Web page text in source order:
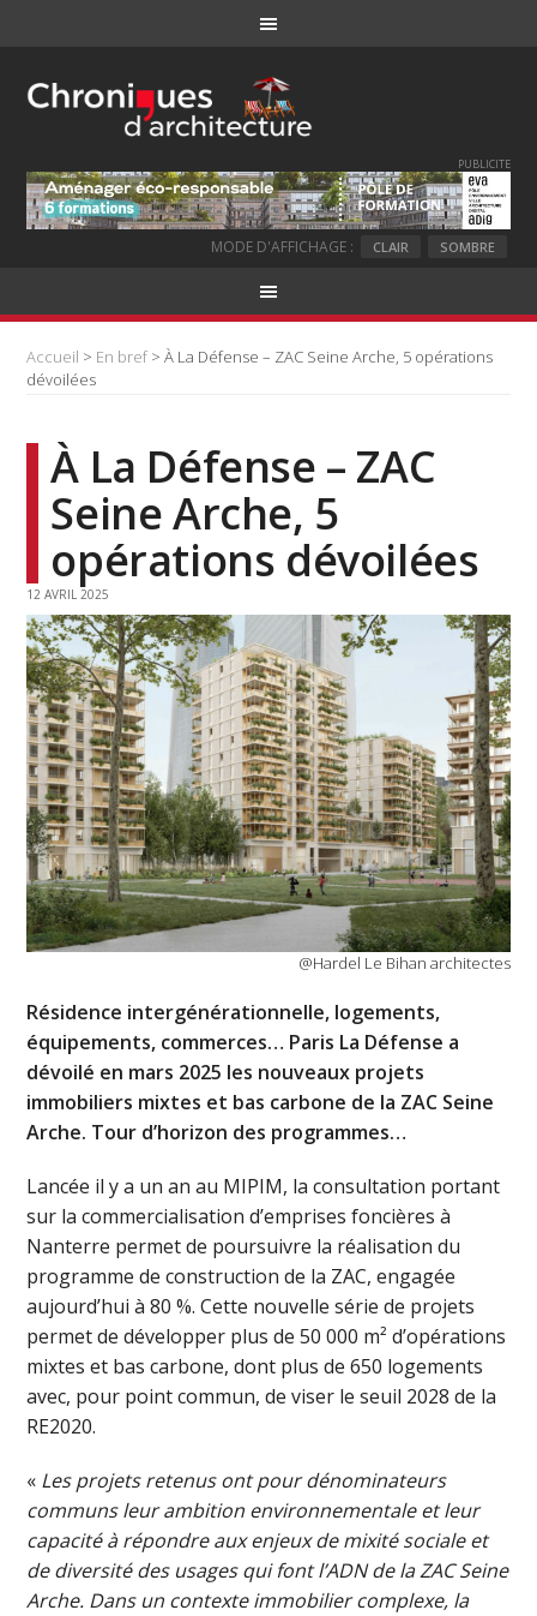
PUBLICITE
MODE D'AFFICHAGE : CLAIR SOMBRE
Accueil > En bref > À La Défense – ZAC Seine Arche, 5 opérations
dévoilées
À La Défense – ZAC
Seine Arche, 5
opérations dévoilées
12 AVRIL 2025
@Hardel Le Bihan architectes
Résidence intergénérationnelle, logements,
équipements, commerces… Paris La Défense a
dévoilé en mars 2025 les nouveaux projets
immobiliers mixtes et bas carbone de la ZAC Seine
Arche. Tour d’horizon des programmes…
Lancée il y a un an au MIPIM, la consultation portant
sur la commercialisation d’emprises foncières à
Nanterre permet de poursuivre la réalisation du
programme de construction de la ZAC, engagée
aujourd’hui à 80 %. Cette nouvelle série de projets
permet de développer plus de 50 000 m² d’opérations
mixtes et bas carbone, dont plus de 650 logements
avec, pour point commun, de viser le seuil 2028 de la
RE2020.
« Les projets retenus ont pour dénominateurs
communs leur ambition environnementale et leur
capacité à répondre aux enjeux de mixité sociale et
de diversité des usages qui font l’ADN de la ZAC Seine
Arche. Dans un contexte immobilier complexe, la